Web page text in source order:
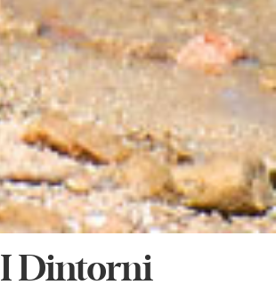
I Dintorni